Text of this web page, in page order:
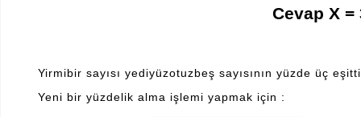
Cevap X =
Yirmibir sayısı yediyüzotuzbeş sayısının yüzde üç
Yeni bir yüzdelik alma işlemi yapmak için :